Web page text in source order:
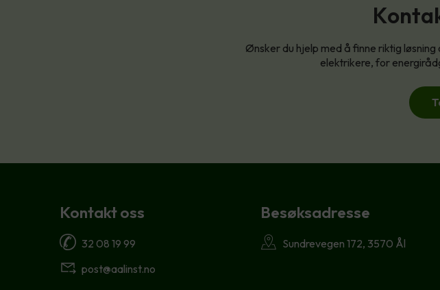
Ønsker du hjelp med å finne riktig
elektrikere, for
Kontakt oss
32 08 19 99
post@aalinst.no
Besøksadresse
Sundrevegen 172, 3570 Ål